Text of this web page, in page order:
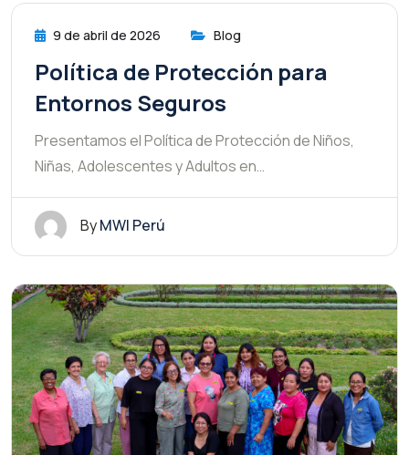
9 de abril de 2026 Blog
Política de Protección para
Entornos Seguros
Presentamos el Política de Protección de Niños,
Niñas, Adolescentes y Adultos en…
ByMWI Perú